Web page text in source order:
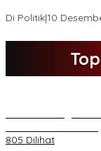
Di Politik|10
805 Dilihat